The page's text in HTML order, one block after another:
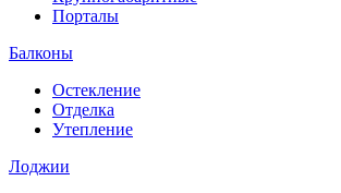
Порталы
Балконы
Остекление
Отделка
Утепление
Лоджии